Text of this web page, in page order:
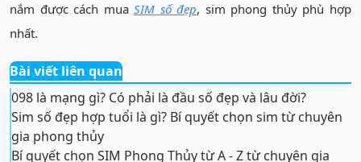
nắm được cách muaSIM số đẹp, sim phong thủy phù hợp
nhất.
Bài viết liên quan
098 là mạng gì? Có phải là đầu số đẹp và lâu đời?
Sim số đẹp hợp tuổi là gì? Bí quyết chọn sim từ chuyên
gia phong thủy
Bí quyết chọn SIM Phong Thủy từ A - Z từ chuyên gia